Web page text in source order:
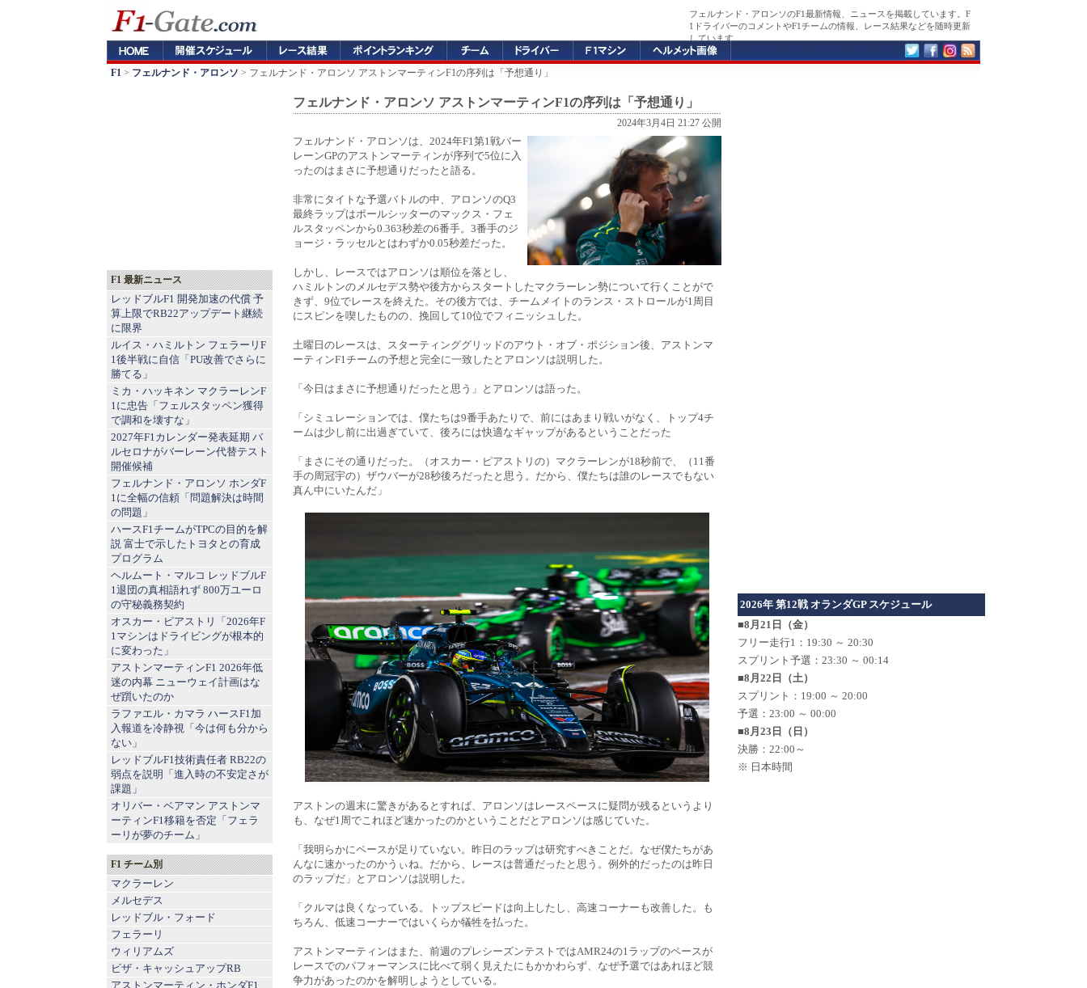
フェルナンド・アロンソのF1最新情報、ニュースを掲載しています。F
1ドライバーのコメントやF1チームの情報、レース結果などを随時更新
しています。
F1 > フェルナンド・アロンソ > フェルナンド・アロンソ アストンマーティンF1の序列は「予想通り」
フェルナンド・アロンソ アストンマーティンF1の序列は「予想通り」
2024年3月4日 21:27 公開
フェルナンド・アロンソは、2024年F1第1戦バー
レーンGPのアストンマーティンが序列で5位に入
ったのはまさに予想通りだったと語る。
非常にタイトな予選バトルの中、アロンソのQ3
最終ラップはポールシッターのマックス・フェ
ルスタッペンから0.363秒差の6番手。3番手のジ
ョージ・ラッセルとはわずか0.05秒差だった。
しかし、レースではアロンソは順位を落とし、
ハミルトンのメルセデス勢や後方からスタートしたマクラーレン勢について行くことがで
きず、9位でレースを終えた。その後方では、チームメイトのランス・ストロールが1周目
にスピンを喫したものの、挽回して10位でフィニッシュした。
土曜日のレースは、スターティンググリッドのアウト・オブ・ポジション後、アストンマ
ーティンF1チームの予想と完全に一致したとアロンソは説明した。
「今日はまさに予想通りだったと思う」とアロンソは語った。
「シミュレーションでは、僕たちは9番手あたりで、前にはあまり戦いがなく、トップ4チ
ームは少し前に出過ぎていて、後ろには快適なギャップがあるということだった
「まさにその通りだった。（オスカー・ピアストリの）マクラーレンが18秒前で、（11番
手の周冠宇の）ザウバーが28秒後ろだったと思う。だから、僕たちは誰のレースでもない
真ん中にいたんだ」
アストンの週末に驚きがあるとすれば、アロンソはレースペースに疑問が残るというより
も、なぜ1周でこれほど速かったのかということだとアロンソは感じていた。
「我明らかにペースが足りていない。昨日のラップは研究すべきことだ。なぜ僕たちがあ
んなに速かったのかうぃね。だから、レースは普通だったと思う。例外的だったのは昨日
のラップだ」とアロンソは説明した。
「クルマは良くなっている。トップスピードは向上したし、高速コーナーも改善した。も
ちろん、低速コーナーではいくらか犠牲を払った。
アストンマーティンはまた、前週のプレシーズンテストではAMR24の1ラップのペースが
レースでのパフォーマンスに比べて弱く見えたにもかかわらず、なぜ予選ではあれほど競
争力があったのかを解明しようとしている。
F1 最新ニュース
レッドブルF1 開発加速の代償 予
算上限でRB22アップデート継続
に限界
ルイス・ハミルトン フェラーリF
1後半戦に自信「PU改善でさらに
勝てる」
ミカ・ハッキネン マクラーレンF
1に忠告「フェルスタッペン獲得
で調和を壊すな」
2027年F1カレンダー発表延期 バ
ルセロナがバーレーン代替テスト
開催候補
フェルナンド・アロンソ ホンダF
1に全幅の信頼「問題解決は時間
の問題」
ハースF1チームがTPCの目的を解
説 富士で示したトヨタとの育成
プログラム
ヘルムート・マルコ レッドブルF
1退団の真相語れず 800万ユーロ
の守秘義務契約
オスカー・ピアストリ「2026年F
1マシンはドライビングが根本的
に変わった」
アストンマーティンF1 2026年低
迷の内幕 ニューウェイ計画はな
ぜ躓いたのか
ラファエル・カマラ ハースF1加
入報道を冷静視「今は何も分から
ない」
レッドブルF1技術責任者 RB22の
弱点を説明「進入時の不安定さが
課題」
オリバー・ベアマン アストンマ
ーティンF1移籍を否定「フェラ
ーリが夢のチーム」
F1 チーム別
マクラーレン
メルセデス
レッドブル ・ フォード
フェラーリ
ウィリアムズ
ビザ・キャッシュアップRB
アストンマーティン ・ ホンダF1
2026年 第12戦 オランダGP スケジュール
■8月21日（金）
フリー走行1：19:30 ～ 20:30
スプリント予選：23:30 ～ 00:14
■8月22日（土）
スプリント：19:00 ～ 20:00
予選：23:00 ～ 00:00
■8月23日（日）
決勝：22:00～
※ 日本時間